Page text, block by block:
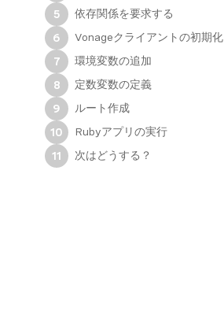
5
依存関係を要求する
6
Vonageクライアントの初期化
7
環境変数の追加
8
定数変数の定義
9
ルート作成
10
Rubyアプリの実行
11
次はどうする？